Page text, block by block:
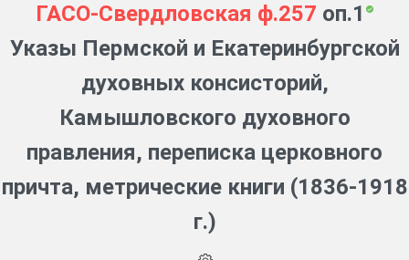
ГАСО-Свердловская ф.257 оп.1
Указы Пермской и Екатеринбургской
духовных консисторий,
Камышловского духовного
правления, переписка церковного
причта, метрические книги (1836-1918
г.)